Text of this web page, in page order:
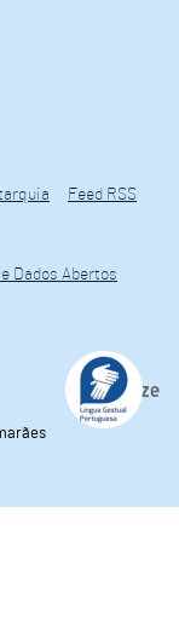
Feed RSS
Dados Abertos